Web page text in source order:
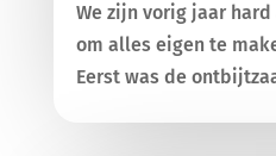
We zijn vorig jaar
om alles eigen te
Eerst was de